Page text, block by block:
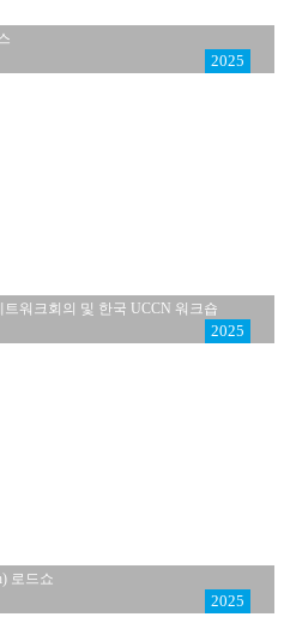
2025
2025
워크회의 및 한국 UCCN 워크숍
2025
로드쇼